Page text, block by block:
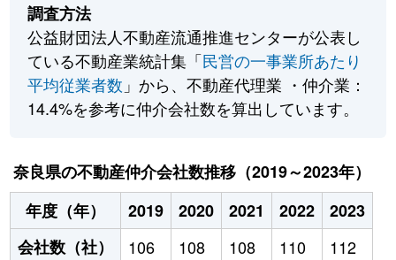
調査方法
公益財団法人不動産流通推進センターが公表し
ている不動産業統計集「民営の一事業所あたり
平均従業者数 」から、不動産代理業 ・仲介業：
14.4%を参考に仲介会社数を算出しています。
奈良県の不動産仲介会社数推移（2019～2023年）
年度（年）
2019 2020 2021 2022
2023
会社数（社）
106 108 108 110 112